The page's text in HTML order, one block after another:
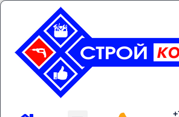
Перейти
содержимому
Menu